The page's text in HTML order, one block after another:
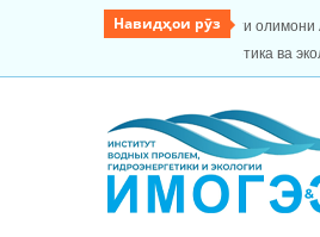
Навидҳои рӯз
Чин ба Институти масъалаҳои